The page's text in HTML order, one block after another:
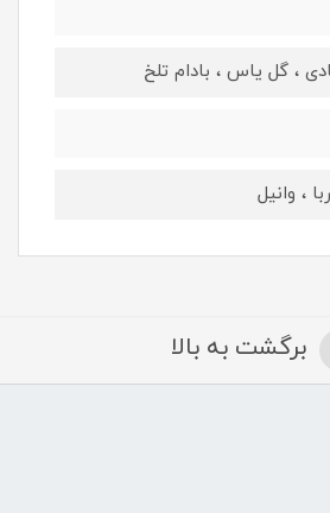
، گل یاس ، بادام تلخ
، وانیل
برگشت به بالا